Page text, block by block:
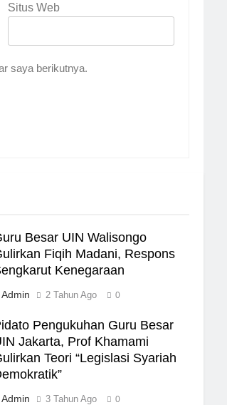
Situs Web
saya berikutnya.
Besar UIN Walisongo
Fiqih Madani, Respons
Kenegaraan
Admin 2 Tahun Ago 0
Pengukuhan Guru Besar
Jakarta, Prof Khamami
Teori “Legislasi Syariah
Admin 3 Tahun Ago 0